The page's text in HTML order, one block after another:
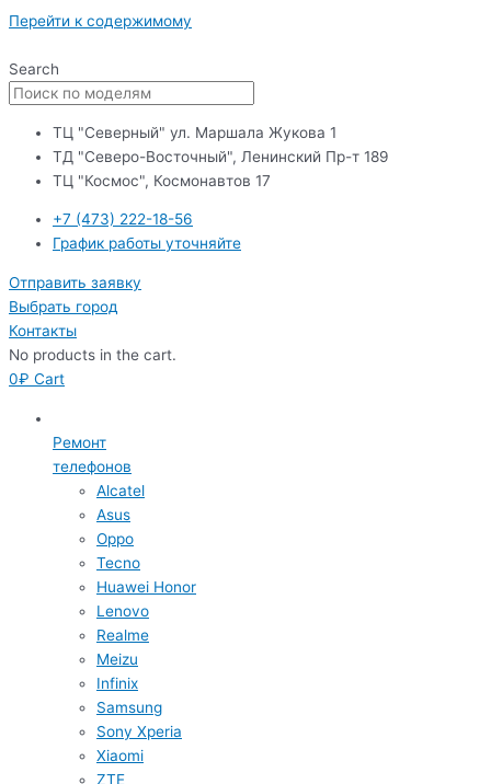
Перейти к содержимому
Search
ТЦ "Северный" ул. Маршала Жукова 1
ТД "Северо-Восточный", Ленинский Пр-т 189
ТЦ "Космос", Космонавтов 17
+7 (473) 222-18-56
График работы уточняйте
Отправить заявку
Выбрать город
Контакты
No products in the cart.
0₽ Cart
Ремонт
телефонов
Alcatel
Asus
Oppo
Tecno
Huawei Honor
Lenovo
Realme
Meizu
Infinix
Samsung
Sony Xperia
Xiaomi
ZTE